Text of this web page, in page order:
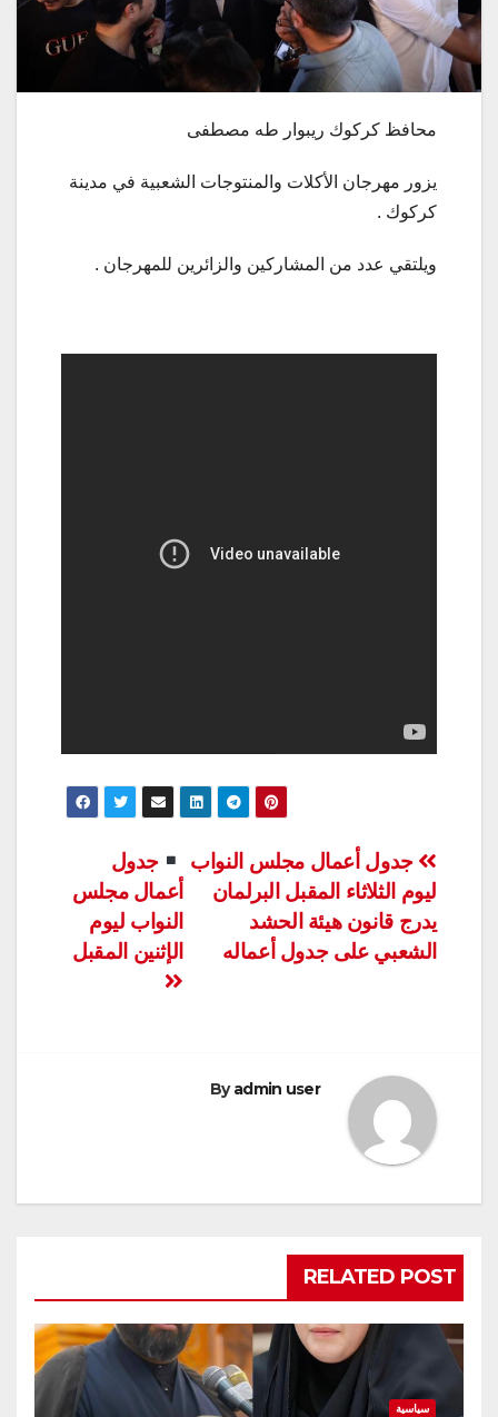
محافظ كركوك ريبوار طه مصطفى
يزور مهرجان الأكلات والمنتوجات الشعبية في مدينة
كركوك .
ويلتقي عدد من المشاركين والزائرين للمهرجان .
تصفّح
المقالات
جدول
أعمال مجلس
النواب ليوم
الإثنين المقبل
جدول أعمال مجلس النواب
ليوم الثلاثاء المقبل البرلمان
يدرج قانون هيئة الحشد
الشعبي على جدول أعماله
Byadmin user
RELATED POST
سياسية